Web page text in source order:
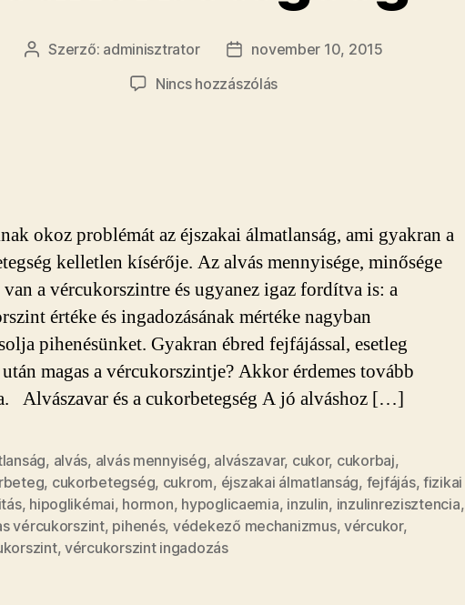
Bejegyzés
Szerző: adminisztrator
Bejegyzés
november 10, 2015
Nincs hozzászólása(z)
okoz problémát az éjszakai álmatlanság, ami gyakran a
kelletlen kísérője. Az alvás mennyisége, minősége
van a vércukorszintre és ugyanez igaz fordítva is: a
értéke és ingadozásának mértéke nagyban
pihenésünket. Gyakran ébred fejfájással, esetleg
után magas a vércukorszintje? Akkor érdemes tovább
Alvászavar és a cukorbetegség A jó alváshoz […]
, alvás, alvás mennyiség, alvászavar, cukor, cukorbaj,
, cukorbetegség, cukrom, éjszakai álmatlanság, fejfájás, fizikai
, hipoglikémai, hormon, hypoglicaemia, inzulin, inzulinrezisztencia,
vércukorszint, pihenés, védekező mechanizmus,vércukor,
, vércukorszint ingadozás